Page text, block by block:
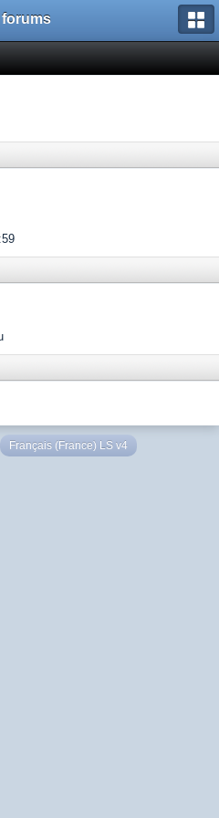
forums
Français (France) LS v4